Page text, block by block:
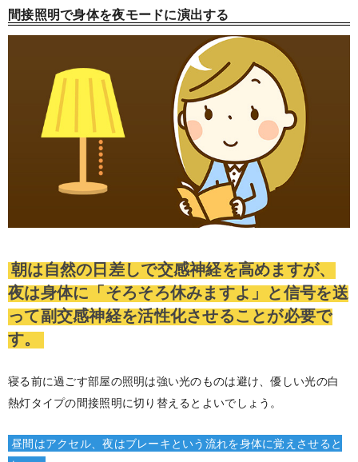
間接照明で身体を夜モードに演出する
朝は自然の日差しで交感神経を高めますが、
夜は身体に「そろそろ休みますよ」と信号を送
って副交感神経を活性化させることが必要で
す。
寝る前に過ごす部屋の照明は強い光のものは避け、優しい光の白
熱灯タイプの間接照明に切り替えるとよいでしょう。
昼間はアクセル、夜はブレーキという流れを身体に覚えさせると